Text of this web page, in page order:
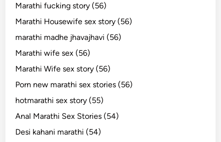
Marathi fucking story (56)
Marathi Housewife sex story (56)
marathi madhe jhavajhavi (56)
Marathi wife sex (56)
Marathi Wife sex story (56)
Porn new marathi sex stories (56)
hotmarathi sex story (55)
Anal Marathi Sex Stories (54)
Desi kahani marathi (54)